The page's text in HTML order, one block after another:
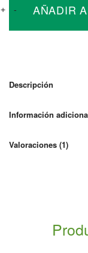
-Cargador
24V
120A-
cantidad
+ AÑADIR
Descripción
Información
Valoraciones (1)